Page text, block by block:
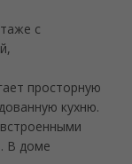
с
просторную
кухню.
В доме